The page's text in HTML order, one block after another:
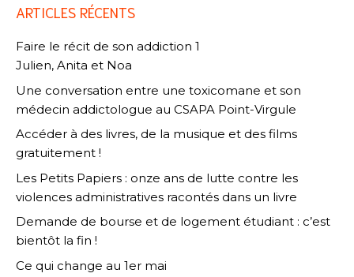
ARTICLES RÉCENTS
Faire le récit de son addiction 1
Julien, Anita et Noa
Une conversation entre une toxicomane et son
médecin addictologue au CSAPA Point-Virgule
Accéder à des livres, de la musique et des films
gratuitement !
Les Petits Papiers : onze ans de lutte contre les
violences administratives racontés dans un livre
Demande de bourse et de logement étudiant : c’est
bientôt la fin !
Ce qui change au 1er mai